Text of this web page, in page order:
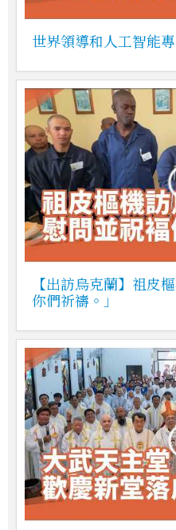
世界領導和人工智能
【出訪烏克蘭】祖皮
你們祈禱。」